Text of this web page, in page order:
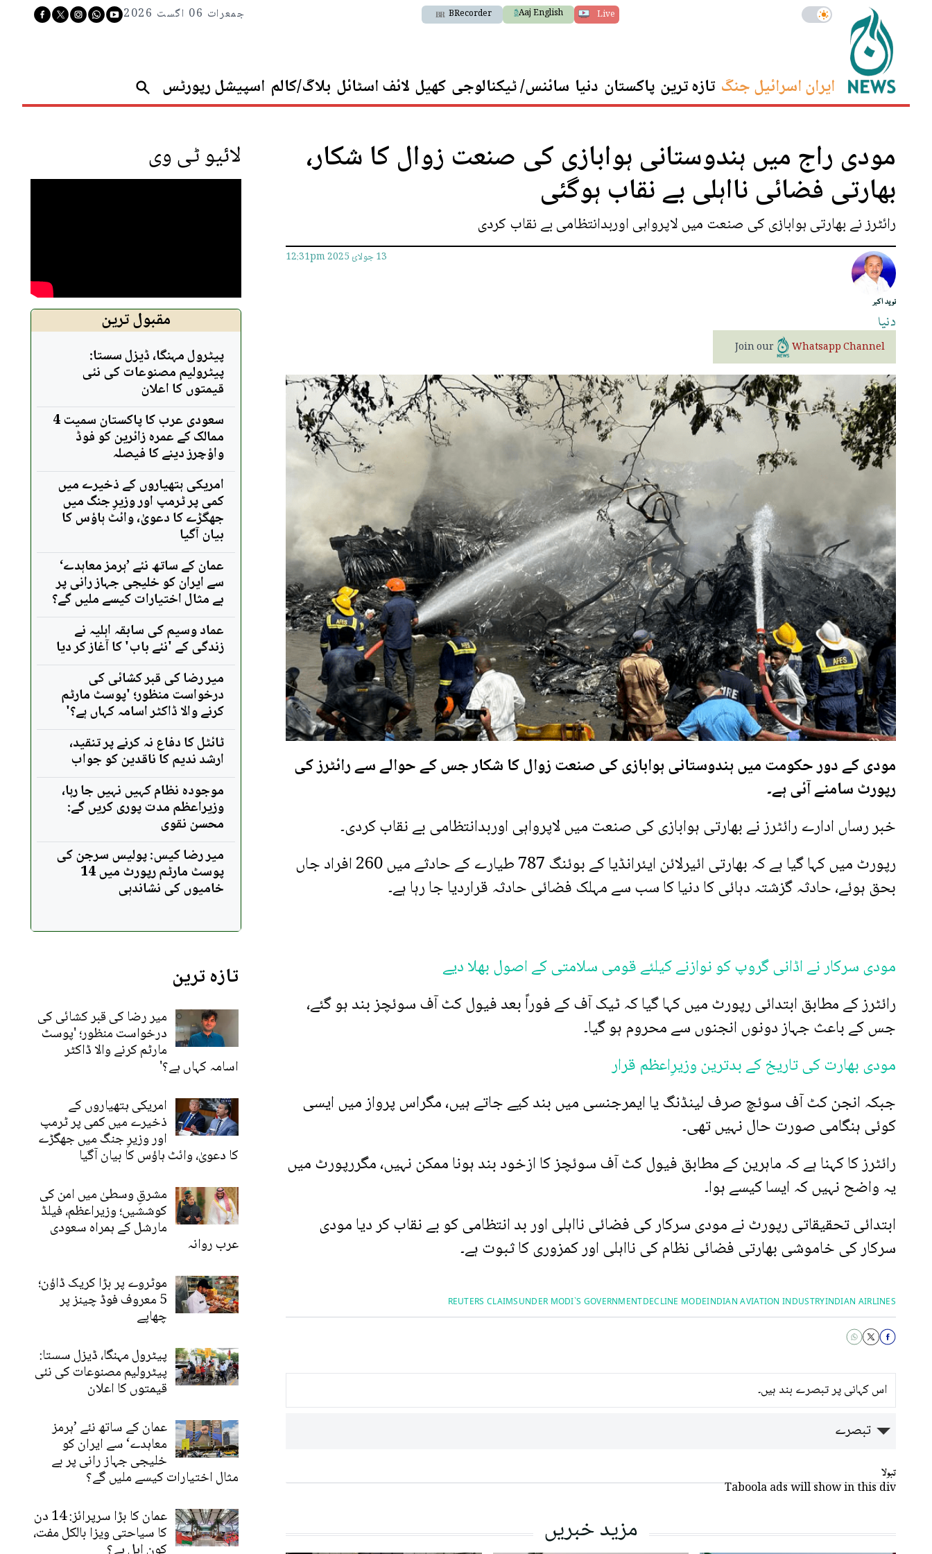
Live
Aaj English
BRecorder جمعرات 06 اگست 2026
ایران اسرائیل جنگ تازہ ترین پاکستان دنیا سائنس/ ٹیکنالوجی کھیل لائف اسٹائل بلاگ/کالم اسپیشل رپورٹس
مودی راج میں ہندوستانی ہوابازی کی صنعت زوال کا شکار،
بھارتی فضائی نااہلی بے نقاب ہوگئی
رائٹرز نے بھارتی ہوابازی کی صنعت میں لاپرواہی اوربدانتظامی بے نقاب کردی
نوید اکبر
13 جولائ 2025 12:31pm
دنیا
Join our Whatsapp Channel
مودی کے دور حکومت میں ہندوستانی ہوابازی کی صنعت زوال کا شکار جس کے حوالے سے رائٹرز کی
رپورٹ سامنے آئی ہے۔
خبر رساں ادارے رائٹرز نے بھارتی ہوابازی کی صنعت میں لاپرواہی اوربدانتظامی بے نقاب کردی۔
رپورٹ میں کہا گیا ہے کہ بھارتی ائیرلائن ایئرانڈیا کے بوئنگ 787 طیارے کے حادثے میں 260 افراد جاں
بحق ہوئے، حادثہ گزشتہ دہائی کا دنیا کا سب سے مہلک فضائی حادثہ قراردیا جا رہا ہے۔
مودی سرکار نے اڈانی گروپ کو نوازنے کیلئے قومی سلامتی کے اصول بھلا دیے
رائٹرز کے مطابق ابتدائی رپورٹ میں کہا گیا کہ ٹیک آف کے فوراً بعد فیول کٹ آف سوئچز بند ہو گئے،
جس کے باعث جہاز دونوں انجنوں سے محروم ہو گیا۔
مودی بھارت کی تاریخ کے بدترین وزیرِاعظم قرار
جبکہ انجن کٹ آف سوئچ صرف لینڈنگ یا ایمرجنسی میں بند کیے جاتے ہیں، مگراس پرواز میں ایسی
کوئی ہنگامی صورت حال نہیں تھی۔
رائٹرز کا کہنا ہے کہ ماہرین کے مطابق فیول کٹ آف سوئچز کا ازخود بند ہونا ممکن نہیں، مگررپورٹ میں
یہ واضح نہیں کہ ایسا کیسے ہوا۔
ابتدائی تحقیقاتی رپورٹ نے مودی سرکار کی فضائی نااہلی اور بد انتظامی کو بے نقاب کر دیا مودی
سرکار کی خاموشی بھارتی فضائی نظام کی نااہلی اور کمزوری کا ثبوت ہے۔
INDIAN AIRLINES
INDIAN AVIATION INDUSTRY
DECLINE MODE
UNDER MODI`S GOVERNMENT
REUTERS CLAIMS
اس کہانی پر تبصرے بند ہیں۔
تبصرے
تبولا
Taboola ads will show in this div
مزید خبریں
لائیو ٹی وی
مقبول ترین
پیٹرول مہنگا، ڈیزل سستا:
پیٹرولیم مصنوعات کی نئی
قیمتوں کا اعلان
سعودی عرب کا پاکستان سمیت 4
ممالک کے عمرہ زائرین کو فوڈ
واؤچرز دینے کا فیصلہ
امریکی ہتھیاروں کے ذخیرے میں
کمی پر ٹرمپ اور وزیرِ جنگ میں
جھگڑے کا دعویٰ، وائٹ ہاؤس کا
بیان آگیا
عمان کے ساتھ نئے ’ہرمز معاہدے‘
سے ایران کو خلیجی جہاز رانی پر
بے مثال اختیارات کیسے ملیں گے؟
عماد وسیم کی سابقہ اہلیہ نے
زندگی کے 'نئے باب' کا آغاز کر دیا
میر رضا کی قبر کشائی کی
درخواست منظور؛ 'پوسٹ مارٹم
کرنے والا ڈاکٹر اسامہ کہاں ہے؟'
ٹائٹل کا دفاع نہ کرنے پر تنقید،
ارشد ندیم کا ناقدین کو جواب
موجودہ نظام کہیں نہیں جا رہا،
وزیراعظم مدت پوری کریں گے:
محسن نقوی
میر رضا کیس: پولیس سرجن کی
پوسٹ مارٹم رپورٹ میں 14
خامیوں کی نشاندہی
تازہ ترین
میر رضا کی قبر کشائی کی
درخواست منظور؛ 'پوسٹ
مارٹم کرنے والا ڈاکٹر
اسامہ کہاں ہے؟'
امریکی ہتھیاروں کے
ذخیرے میں کمی پر ٹرمپ
اور وزیرِ جنگ میں جھگڑے
کا دعویٰ، وائٹ ہاؤس کا بیان آگیا
مشرقِ وسطیٰ میں امن کی
کوششیں؛ وزیراعظم، فیلڈ
مارشل کے ہمراہ سعودی
عرب روانہ
موٹروے پر بڑا کریک ڈاؤن؛
5 معروف فوڈ چینز پر
چھاپے
پیٹرول مہنگا، ڈیزل سستا:
پیٹرولیم مصنوعات کی نئی
قیمتوں کا اعلان
عمان کے ساتھ نئے ’ہرمز
معاہدے‘ سے ایران کو
خلیجی جہاز رانی پر بے
مثال اختیارات کیسے ملیں گے؟
عمان کا بڑا سرپرائز: 14 دن
کا سیاحتی ویزا بالکل مفت،